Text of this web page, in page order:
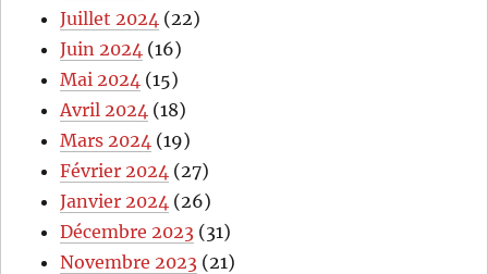
Juillet 2024 (22)
Juin 2024 (16)
Mai 2024 (15)
Avril 2024 (18)
Mars 2024 (19)
Février 2024 (27)
Janvier 2024 (26)
Décembre 2023 (31)
Novembre 2023 (21)